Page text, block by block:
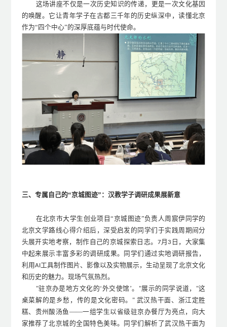
这场讲座不仅是一次历史知识的传递，更是一次文化基因
的唤醒。它让青年学子在古都三千年的历史纵深中，读懂北京
作为“四个中心”的深厚底蕴与时代使命。
三、专属自己的“京城图迹”：汉教学子调研成果展新意
在北京市大学生创业项目“京城图迹”负责人周宸伊同学的
北京文学路线心得介绍后，深受启发的 同学们 于实践周期 间分
头展开实地考察，制作自己的京城探索日志。 7月3 日，大家集
中起来展示丰富多彩的调研成果。同学们通过实地调研报告，
利用AI 工具制作图片、 影像以及实物展示，生动呈现了北京文化
和历史的魅力。现场气氛热烈。
"驻京办是地方文化的‘外交使馆’。 "展示的同学说道， "这
桌菜解的是乡愁，传的是文化密码。
" 武汉热干面、浙江定胜
糕、贵州酸汤鱼 ——一组学生以省级驻京办餐厅为 亮点，向大
家推荐了北京城的全国特色美味。同学们解析了武汉热干面为